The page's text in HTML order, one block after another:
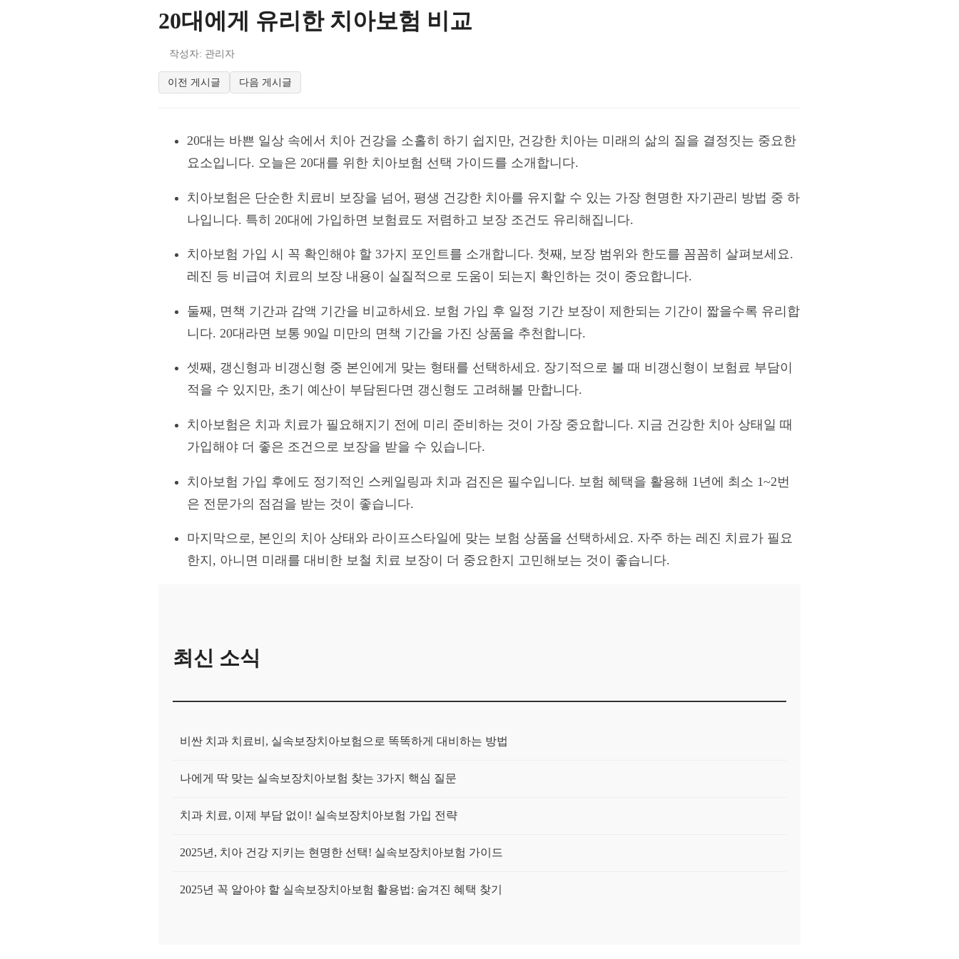
20대에게 유리한 치아보험 비교
작성자: 관리자
이전 게시글 다음 게시글
20대는 바쁜 일상 속에서 치아 건강을 소홀히 하기 쉽지만, 건강한 치아는 미래의 삶의 질을 결정짓는 중요한
요소입니다. 오늘은 20대를 위한 치아보험 선택 가이드를 소개합니다.
치아보험은 단순한 치료비 보장을 넘어, 평생 건강한 치아를 유지할 수 있는 가장 현명한 자기관리 방법 중 하
나입니다. 특히 20대에 가입하면 보험료도 저렴하고 보장 조건도 유리해집니다.
치아보험 가입 시 꼭 확인해야 할 3가지 포인트를 소개합니다. 첫째, 보장 범위와 한도를 꼼꼼히 살펴보세요.
레진 등 비급여 치료의 보장 내용이 실질적으로 도움이 되는지 확인하는 것이 중요합니다.
둘째, 면책 기간과 감액 기간을 비교하세요. 보험 가입 후 일정 기간 보장이 제한되는 기간이 짧을수록 유리합
니다. 20대라면 보통 90일 미만의 면책 기간을 가진 상품을 추천합니다.
셋째, 갱신형과 비갱신형 중 본인에게 맞는 형태를 선택하세요. 장기적으로 볼 때 비갱신형이 보험료 부담이
적을 수 있지만, 초기 예산이 부담된다면 갱신형도 고려해볼 만합니다.
치아보험은 치과 치료가 필요해지기 전에 미리 준비하는 것이 가장 중요합니다. 지금 건강한 치아 상태일 때
가입해야 더 좋은 조건으로 보장을 받을 수 있습니다.
치아보험 가입 후에도 정기적인 스케일링과 치과 검진은 필수입니다. 보험 혜택을 활용해 1년에 최소 1~2번
은 전문가의 점검을 받는 것이 좋습니다.
마지막으로, 본인의 치아 상태와 라이프스타일에 맞는 보험 상품을 선택하세요. 자주 하는 레진 치료가 필요
한지, 아니면 미래를 대비한 보철 치료 보장이 더 중요한지 고민해보는 것이 좋습니다.
최신 소식
비싼 치과 치료비, 실속보장치아보험으로 똑똑하게 대비하는 방법
나에게 딱 맞는 실속보장치아보험 찾는 3가지 핵심 질문
치과 치료, 이제 부담 없이! 실속보장치아보험 가입 전략
2025년, 치아 건강 지키는 현명한 선택! 실속보장치아보험 가이드
2025년 꼭 알아야 할 실속보장치아보험 활용법: 숨겨진 혜택 찾기